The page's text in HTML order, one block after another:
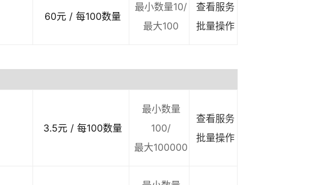
60元 / 每100数量
最小数量10/
最大100
查看服务
批量操作
3.5元 / 每100数量
最小数量
100/
最大100000
查看服务
批量操作